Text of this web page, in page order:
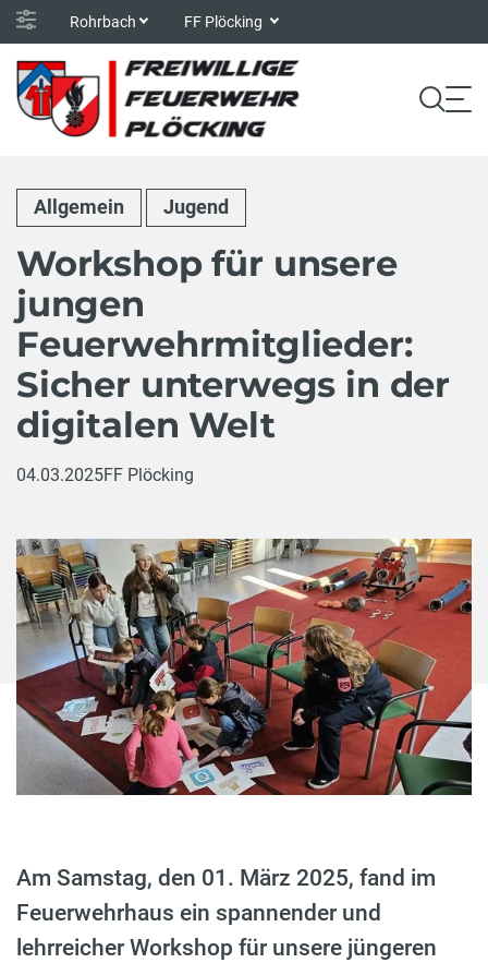
Rohrbach FF Plöcking
Allgemein Jugend
Workshop für unsere
jungen
Feuerwehrmitglieder:
Sicher unterwegs in der
digitalen Welt
04.03.2025FF Plöcking
Am Samstag, den 01. März 2025, fand im
Feuerwehrhaus ein spannender und
lehrreicher Workshop für unsere jüngeren